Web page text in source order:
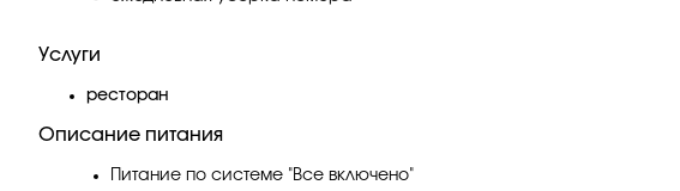
Услуги
ресторан
Описание питания
Питание по системе "Все включено"